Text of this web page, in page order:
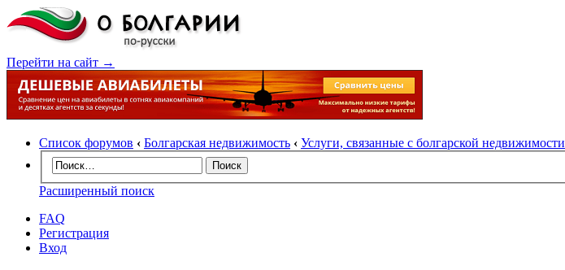
Перейти на сайт →
Список форумов ‹ Болгарская недвижимость ‹ Услуги, связанные с болгарской недвижимости
Расширенный поиск
FAQ
Регистрация
Вход